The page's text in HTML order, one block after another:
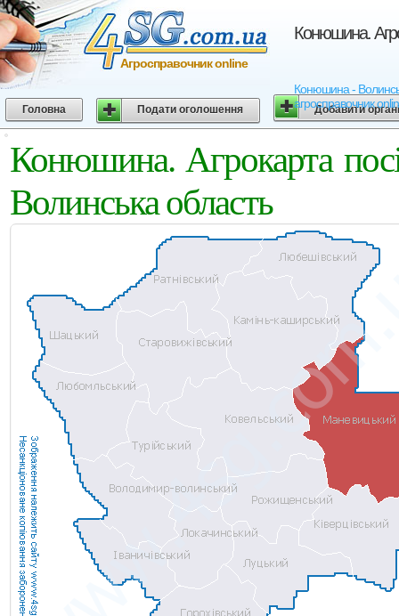
Конюшина.
Конюшина -
агросправочник
Агросправочник online
Головна Подати оголошення Добавити
Конюшина. Агрокарта
Волинська область